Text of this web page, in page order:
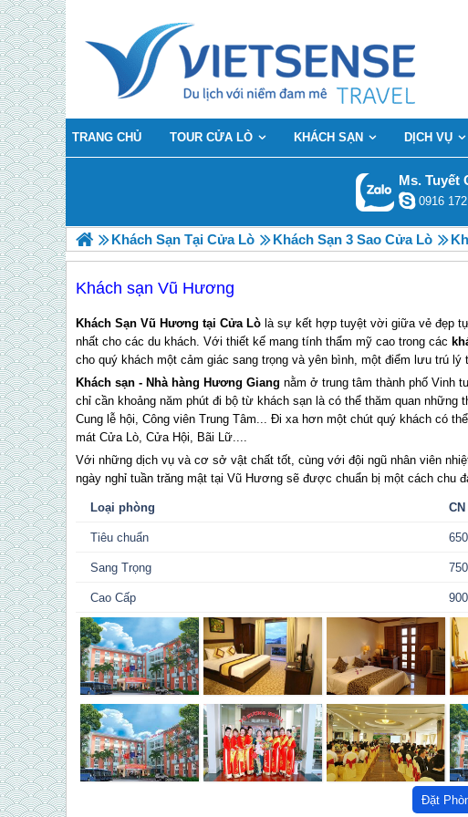
TRANG CHỦ TOUR CỬA LÒ KHÁCH SẠN DỊCH VỤ
Ms. Tuyết
0916
Khách Sạn Tại Cửa Lò Khách Sạn 3 Sao Cửa Lò
Khách sạn Vũ Hương
Khách Sạn Vũ Hương tại Cửa Lò là sự kết hợp tuyệt vời giữa vẻ đẹp
nhất cho các du khách. Với thiết kế mang tính thẩm mỹ cao trong các
cho quý khách một cảm giác sang trọng và yên bình, một điểm lưu trú
Khách sạn - Nhà hàng Hương Giang nằm ở trung tâm thành phố Vinh
chỉ cần khoảng năm phút đi bộ từ khách sạn là có thể thăm quan những
Cung lễ hội, Công viên Trung Tâm... Đi xa hơn một chút quý khách có
mát Cửa Lò, Cửa Hội, Bãi Lữ....
Với những dịch vụ và cơ sở vật chất tốt, cùng với đội ngũ nhân viên
ngày nghỉ tuần trăng mật tại Vũ Hương sẽ được chuẩn bị một cách chu
Loại phòng
Tiêu chuẩn
Sang Trọng
Cao Cấp